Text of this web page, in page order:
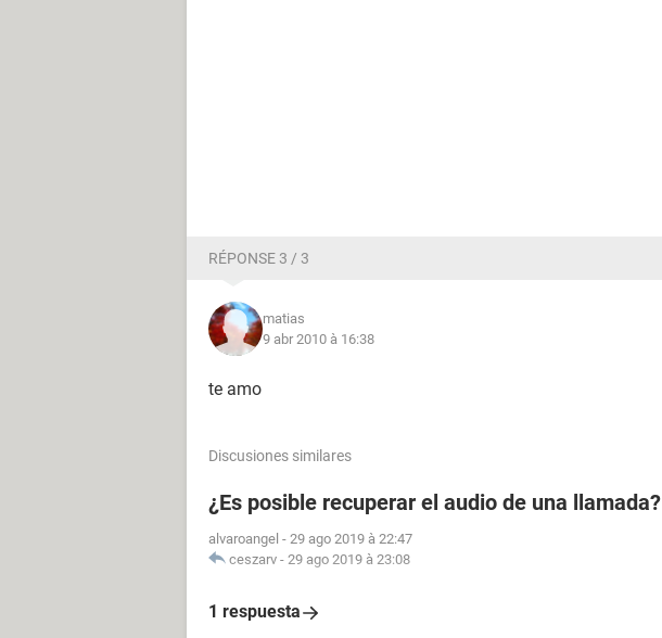
RÉPONSE 3 / 3
matias
9 abr 2010 à 16:38
te amo
Discusiones similares
¿Es posible recuperar el audio de una llamada?
alvaroangel - 29 ago 2019 à 22:47
ceszarv - 29 ago 2019 à 23:08
1 respuesta